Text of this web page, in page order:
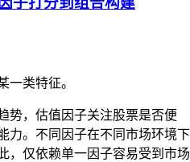
一类特征。
势，估值因子关注股票是否便
力。不同因子在不同市场环境下
，仅依赖单一因子容易受到市场